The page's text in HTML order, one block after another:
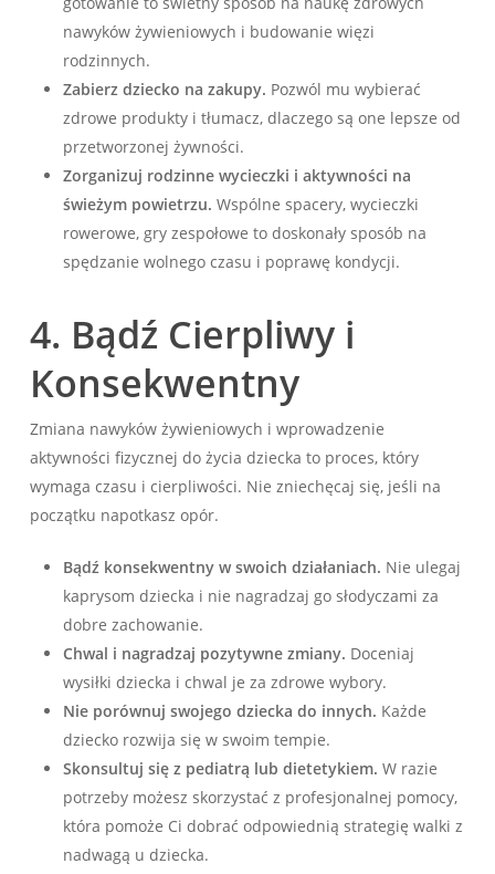
nawyków żywieniowych i budowanie więzi
rodzinnych.
Zabierz dziecko na zakupy. Pozwól mu wybierać
zdrowe produkty i tłumacz, dlaczego są one lepsze od
przetworzonej żywności.
Zorganizuj rodzinne wycieczki i aktywności na
świeżym powietrzu. Wspólne spacery, wycieczki
rowerowe, gry zespołowe to doskonały sposób na
spędzanie wolnego czasu i poprawę kondycji.
4. Bądź Cierpliwy i
Konsekwentny
Zmiana nawyków żywieniowych i wprowadzenie
aktywności fizycznej do życia dziecka to proces, który
wymaga czasu i cierpliwości. Nie zniechęcaj się, jeśli na
początku napotkasz opór.
Bądź konsekwentny w swoich działaniach. Nie ulegaj
kaprysom dziecka i nie nagradzaj go słodyczami za
dobre zachowanie.
Chwal i nagradzaj pozytywne zmiany. Doceniaj
wysiłki dziecka i chwal je za zdrowe wybory.
Nie porównuj swojego dziecka do innych. Każde
dziecko rozwija się w swoim tempie.
Skonsultuj się z pediatrą lub dietetykiem. W razie
potrzeby możesz skorzystać z profesjonalnej pomocy,
która pomoże Ci dobrać odpowiednią strategię walki z
nadwagą u dziecka.